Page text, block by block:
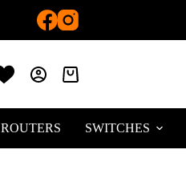
Winkelwagen
ROUTERS SWITCHES